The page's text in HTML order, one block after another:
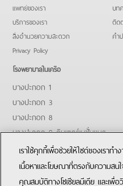
แพทย์ของเรา
บริการของเรา
สิ่งอำนวยความสะดวก
Privacy Policy
บท
ติด
คํา
โรงพยาบาลในเครือ
บางปะกอก 1
บางปะกอก 3
บางปะกอก 8
บางปะกอก 9 อินเตอร์เนชั่นแนล
ปิยะเวท
บางปะกอก-รังสิต 2
FacebookYoutubeLine
เราใช้คุกกี้เพื่อช่วยให้ไซต์ของเรา
เนื้อหาและโฆษณาที่ตรงกับความสน
คุณสมบัติทางโซเชียลมีเดีย และเพื่อ